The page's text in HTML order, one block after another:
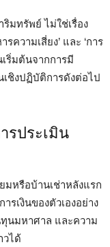
มทรัพย์ ไม่ใช่เรื่อง
รความเสี่ยง’ และ ‘การ
ริ่มต้นจากการมี
เชิงปฏิบัติการดังต่อไป
รประเมิน
มหรือบ้านเช่าหลังแรก
รเงินของตัวเองอย่าง
ทุนมหาศาล และความ
วได้